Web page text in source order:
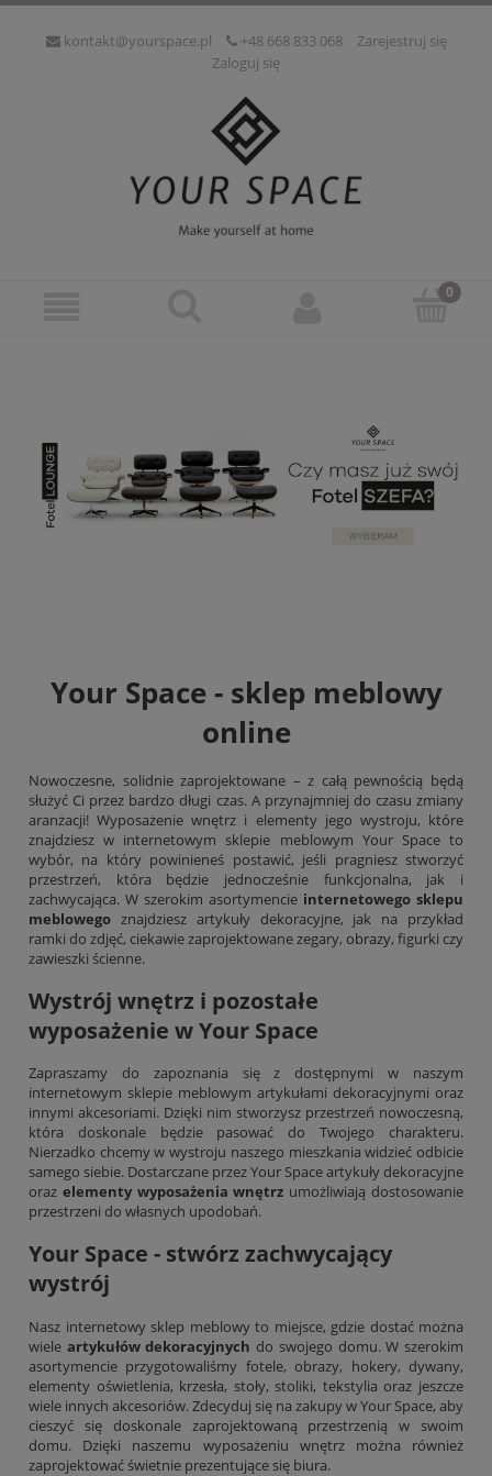
kontakt@yourspace.pl +48 668 833 068
Zarejestruj się
Zaloguj się
Your Space - sklep meblowy
online
Nowoczesne, solidnie zaprojektowane – z całą pewnością będą
służyć Ci przez bardzo długi czas. A przynajmniej do czasu zmiany
aranżacji! Wyposażenie wnętrz i elementy jego wystroju, które
znajdziesz w internetowym sklepie meblowym Your Space to
wybór, na który powinieneś postawić, jeśli pragniesz stworzyć
przestrzeń, która będzie jednocześnie funkcjonalna, jak i
zachwycająca. W szerokim asortymencie internetowego sklepu
meblowego znajdziesz artykuły dekoracyjne, jak na przykład
ramki do zdjęć, ciekawie zaprojektowane zegary, obrazy, figurki czy
zawieszki ścienne.
Wystrój wnętrz i pozostałe
wyposażenie w Your Space
Zapraszamy do zapoznania się z dostępnymi w naszym
internetowym sklepie meblowym artykułami dekoracyjnymi oraz
innymi akcesoriami. Dzięki nim stworzysz przestrzeń nowoczesną,
która doskonale będzie pasować do Twojego charakteru.
Nierzadko chcemy w wystroju naszego mieszkania widzieć odbicie
samego siebie. Dostarczane przez Your Space artykuły dekoracyjne
oraz elementy wyposażenia wnętrz umożliwiają dostosowanie
przestrzeni do własnych upodobań.
Your Space - stwórz zachwycający
wystrój
Nasz internetowy sklep meblowy to miejsce, gdzie dostać można
wiele artykułów dekoracyjnych do swojego domu. W szerokim
asortymencie przygotowaliśmy fotele, obrazy, hokery, dywany,
elementy oświetlenia, krzesła, stoły, stoliki, tekstylia oraz jeszcze
wiele innych akcesoriów. Zdecyduj się na zakupy w Your Space, aby
cieszyć się doskonale zaprojektowaną przestrzenią w swoim
domu. Dzięki naszemu wyposażeniu wnętrz można również
zaprojektować świetnie prezentujące się biura.